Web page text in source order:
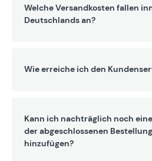
Welche Versandkosten fallen
Deutschlands an?
Wie erreiche ich den
Kann ich nachträglich noch
der abgeschlossenen Bestellung
hinzufügen?